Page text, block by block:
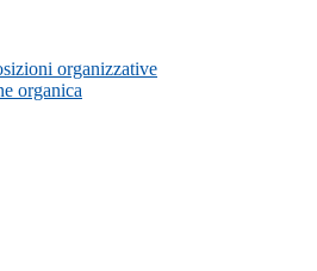
organizzative
organica